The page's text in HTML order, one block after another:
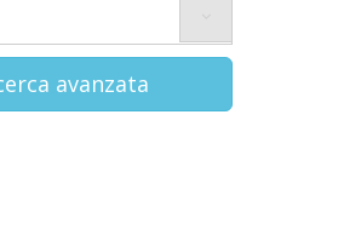
avanzata